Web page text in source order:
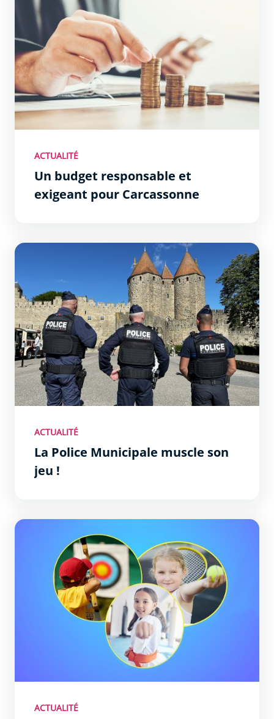
ACTUALITÉ
Un budget responsable et
exigeant pour Carcassonne
La Police Municipale muscle son jeu !
ACTUALITÉ
La Police Municipale muscle son
jeu !
Des stages multi-sports pour vos enfants !
ACTUALITÉ